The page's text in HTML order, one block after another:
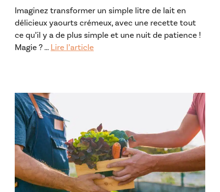
Imaginez transformer un simple litre de lait en
délicieux yaourts crémeux, avec une recette tout
ce qu’il y a de plus simple et une nuit de patience !
Magie ? … Lire l’article